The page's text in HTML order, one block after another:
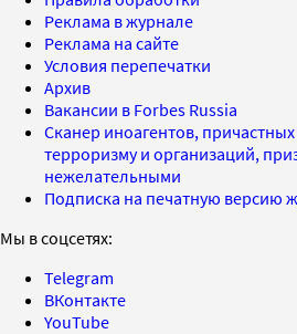
Реклама в журнале
Реклама на сайте
Условия перепечатки
Архив
Вакансии в Forbes Russia
Сканер иноагентов,
терроризму и организаций,
нежелательными
Подписка на печатную версию
Мы в соцсетях:
Telegram
ВКонтакте
YouTube